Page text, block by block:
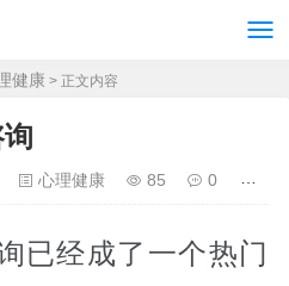
健康 > 正文内容
心理健康 85 0
已经成了一个热门